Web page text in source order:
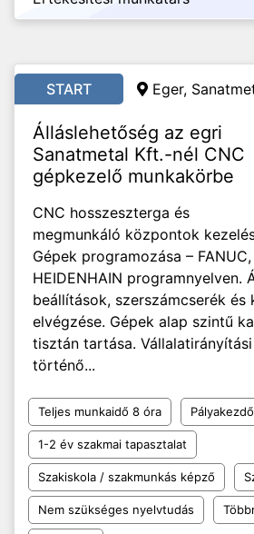
START Eger,
Álláslehetőség az egri
Sanatmetal Kft.-nél CNC
gépkezelő munkakörbe
CNC hosszeszterga és
megmunkáló központok
Gépek programozása –
HEIDENHAIN programnyelven.
beállítások, szerszámcserék és
elvégzése. Gépek alap szintű
tisztán tartása.
történő...
Teljes munkaidő 8 óra
1-2 év szakmai tapasztalat
Szakiskola / szakmunkás képző
Nem szükséges nyelvtudás